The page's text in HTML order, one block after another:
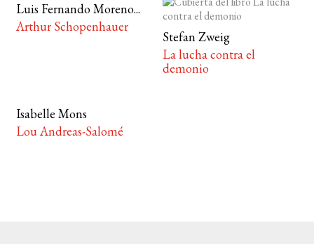
Luis Fernando Moreno...
Arthur Schopenhauer
Stefan Zweig
La lucha contra el
demonio
Isabelle Mons
Lou Andreas-Salomé